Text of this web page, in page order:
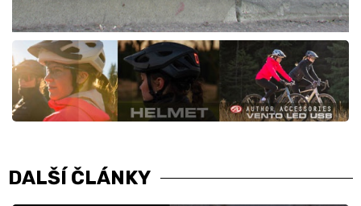
DALŠÍ ČLÁNKY